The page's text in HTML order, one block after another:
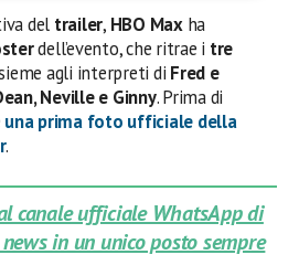
del trailer, HBO Maxha
dell’evento, che ritrae i tre
agli interpreti di Fred e
Neville e Ginny. Prima di
una prima foto ufficiale della
.
canale ufficiale WhatsApp di
in un unico posto sempre